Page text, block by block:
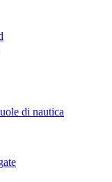
di nautica